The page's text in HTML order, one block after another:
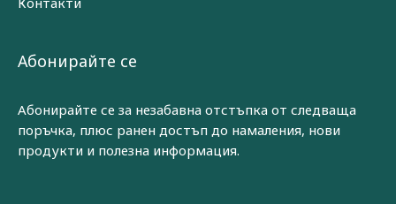
Абонирайте се
Абонирайте се за незабавна отстъпка от следваща
поръчка, плюс ранен достъп до намаления, нови
продукти и полезна информация.